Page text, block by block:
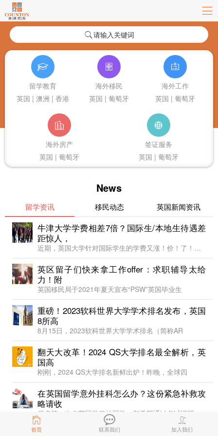
首页 联系我们 加入我们
请输入关键词
留学教育
英国 | 澳洲 | 香港
海外移民
英国 | 葡萄牙
海外工作
英国 | 葡萄牙
海外房产
英国 | 葡萄牙
签证服务
英国 | 葡萄牙
News
留学资讯 移民动态 英国新闻资讯
牛津大学学费相差7倍？国际生/本地生待遇差
距惊人，
近期，英国大学针对国际学生的学费又涨！价！了！很多
英区留子们快来拿工作offer：求职辅导太给
力！附
英国移民局于2021年夏天宣布“PSW”英国毕业生
重磅！2023软科世界大学学术排名发布，英国
8所高
8月15日，2023软科世界大学学术排名（简称AR
翻天大改革！2024 QS大学排名最全解析，英
国高
刚刚，2024 QS大学排名新鲜出炉！昨晚，全球四
​在英国留学意外挂科怎么办？这​份紧急补救攻
略请收